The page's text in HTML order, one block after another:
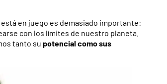
en juego es demasiado importante:
con los límites de nuestro planeta.
tanto su potencial como sus